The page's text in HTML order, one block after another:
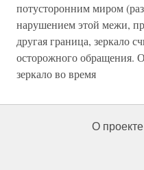
потусторонним миром
нарушением этой межи,
другая граница, зеркало
осторожного обращения.
зеркало во время
О проекте